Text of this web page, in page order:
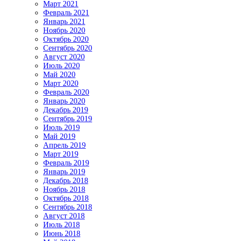
Март 2021
Февраль 2021
Январь 2021
Ноябрь 2020
Октябрь 2020
Сентябрь 2020
Август 2020
Июль 2020
Май 2020
Март 2020
Февраль 2020
Январь 2020
Декабрь 2019
Сентябрь 2019
Июль 2019
Май 2019
Апрель 2019
Март 2019
Февраль 2019
Январь 2019
Декабрь 2018
Ноябрь 2018
Октябрь 2018
Сентябрь 2018
Август 2018
Июль 2018
Июнь 2018